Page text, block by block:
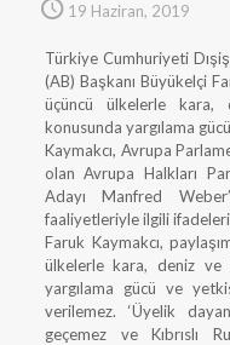
19 Haziran, 2019
Türkiye Cumhuriyeti
(AB) Başkanı Büyükelçi
üçüncü ülkelerle kara,
konusunda yargılama
Kaymakcı, Avrupa
olan Avrupa Halkları
Adayı Manfred
faaliyetleriyle ilgili
Faruk Kaymakcı,
ülkelerle kara, deniz ve
yargılama gücü ve
verilemez. ‘Üyelik
geçemez ve Kıbrıslı